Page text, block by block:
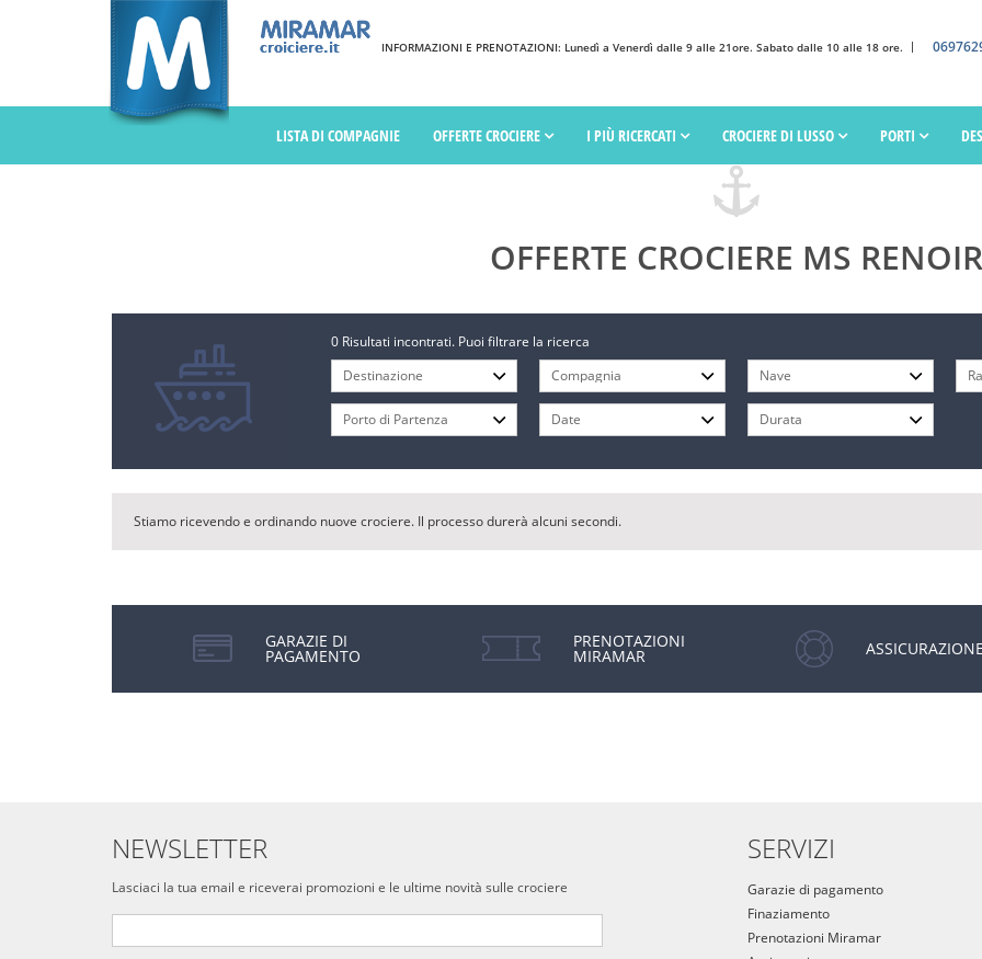
INFORMAZIONI E PRENOTAZIONI: Lunedì a Venerdì dalle 9 alle 21ore. Sabato dalle 10 alle 18 ore.
LISTA DI COMPAGNIE OFFERTE CROCIERE I PIÙ RICERCATI CROCIERE DI LUSSO PORTI
OFFERTE CROCIERE MS RENOIR
0 Risultati incontrati. Puoi filtrare la ricerca
Stiamo ricevendo e ordinando nuove crociere. Il processo durerà alcuni secondi.
GARAZIE DI
PAGAMENTO
PRENOTAZIONI
MIRAMAR ASSICURAZIONE
NEWSLETTER
Lasciaci la tua email e riceverai promozioni e le ultime novità sulle crociere
SERVIZI
Garazie di pagamento
Finaziamento
Prenotazioni Miramar